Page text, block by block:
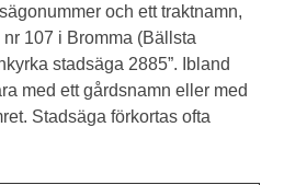
och ett traktnamn,
107 i Bromma (Bällsta
stadsäga 2885”. Ibland
med ett gårdsnamn eller med
Stadsäga förkortas ofta